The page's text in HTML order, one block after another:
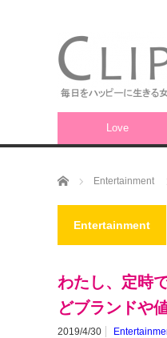
Love
ホーム Entertainment
Entertainment
わたし、定時
どブランドや
2019/4/30